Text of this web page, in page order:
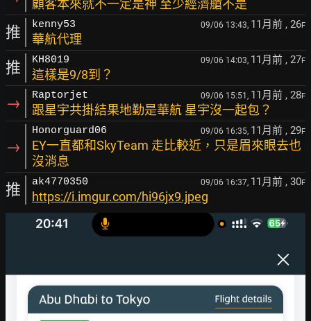
顧客本來就不一定是神 至少經濟艙不是
推 kenny53 09/06 13:43, 11月前 , 26F
華航代理
推 KH8019 09/06 14:03, 11月前 , 27F
這樣是9/8到？
→ Raptorjet 09/06 15:51, 11月前 , 28F
跟星宇共掛結果地勤是華航 星宇沒一起包？
→
Honorguard06 09/06 16:35, 11月前 , 29F
EY一直都和SkyTeam 走比較近，只是眉來眼去也
沒消息
推 ak4770350 09/06 16:37, 11月前 , 30F
https://i.imgur.com/hi96jx9.jpeg